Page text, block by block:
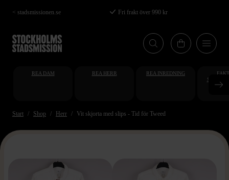
Hoppa
till
huvudinnehåll
< stadsmissionen.se Fri frakt över 990 kr
REA DAM REA HERR REA INREDNING
Start Shop Herr Vit skjorta med slips - Tid för Tweed